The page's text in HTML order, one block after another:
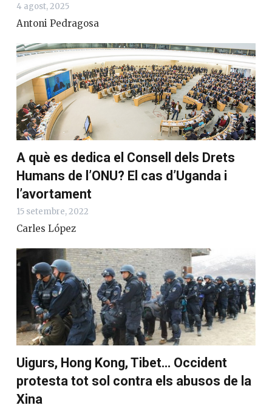
4 agost, 2025
Antoni Pedragosa
A què es dedica el Consell dels Drets
Humans de l’ONU? El cas d’Uganda i
l’avortament
15 setembre, 2022
Carles López
Uigurs, Hong Kong, Tibet… Occident
protesta tot sol contra els abusos de la
Xina